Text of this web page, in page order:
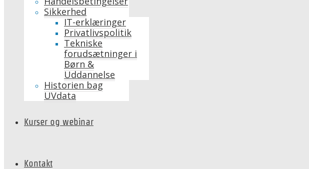
Sikkerhed
IT-erklæringer
Privatlivspolitik
Tekniske
forudsætninger i
Børn &
Uddannelse
Historien bag
UVdata
Kurser og webinar
Kontakt